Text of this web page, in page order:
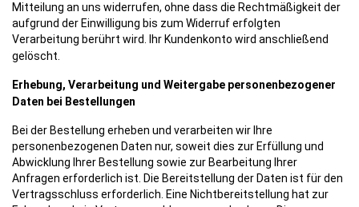
Mitteilung an uns widerrufen, ohne dass die Rechtmäßigkeit der
aufgrund der Einwilligung bis zum Widerruf erfolgten
Verarbeitung berührt wird. Ihr Kundenkonto wird anschließend
gelöscht.
Erhebung, Verarbeitung und Weitergabe personenbezogener
Daten bei Bestellungen
Bei der Bestellung erheben und verarbeiten wir Ihre
personenbezogenen Daten nur, soweit dies zur Erfüllung und
Abwicklung Ihrer Bestellung sowie zur Bearbeitung Ihrer
Anfragen erforderlich ist. Die Bereitstellung der Daten ist für den
Vertragsschluss erforderlich. Eine Nichtbereitstellung hat zur